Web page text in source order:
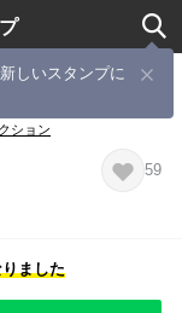
しいスタンプに
ション
59
ました